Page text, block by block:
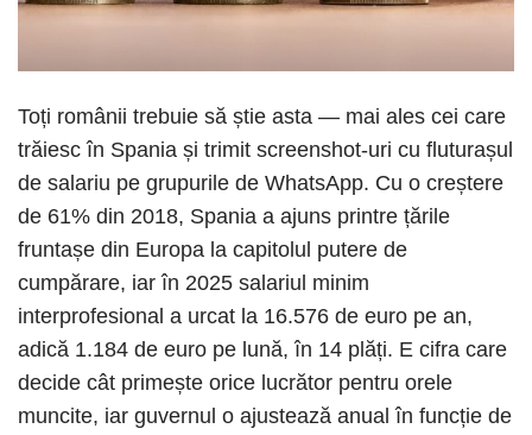
Toți românii trebuie să știe asta — mai ales cei care
trăiesc în Spania și trimit screenshot-uri cu fluturașul
de salariu pe grupurile de WhatsApp. Cu o creștere
de 61% din 2018, Spania a ajuns printre țările
fruntașe din Europa la capitolul putere de
cumpărare, iar în 2025 salariul minim
interprofesional a urcat la 16.576 de euro pe an,
adică 1.184 de euro pe lună, în 14 plăți. E cifra care
decide cât primește orice lucrător pentru orele
muncite, iar guvernul o ajustează anual în funcție de